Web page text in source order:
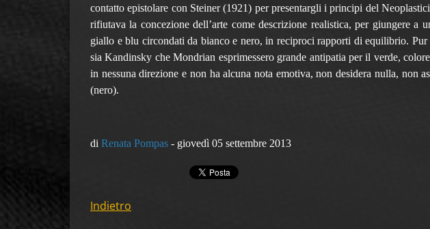
contatto epistolare con Steiner (1921) per presentargli i principi del
rifiutava la concezione dell’arte come descrizione realistica, per giungere
giallo e blu circondati da bianco e nero, in reciproci rapporti di equilibrio.
sia Kandinsky che Mondrian esprimessero grande antipatia per il verde,
in nessuna direzione e non ha alcuna nota emotiva, non desidera nulla,
(nero).
di Renata Pompas - giovedì 05 settembre 2013
Indietro